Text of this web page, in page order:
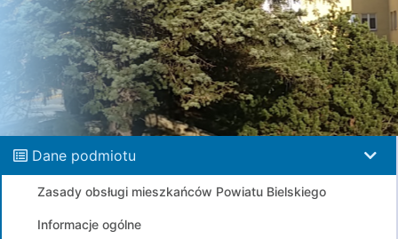
Dane podmiotu
Zasady obsługi mieszkańców Powiatu Bielskiego
Informacje ogólne